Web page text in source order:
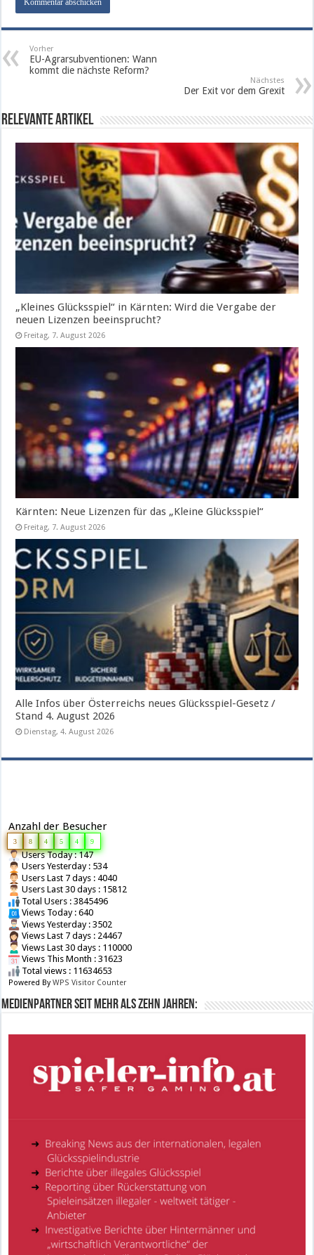
Vorher
EU-Agrarsubventionen: Wann
kommt die nächste Reform?
Nächstes
Der Exit vor dem Grexit
Relevante Artikel
„Kleines Glücksspiel“ in Kärnten: Wird die Vergabe der
neuen Lizenzen beeinsprucht?
Freitag, 7. August 2026
Kärnten: Neue Lizenzen für das „Kleine Glücksspiel“
Freitag, 7. August 2026
Alle Infos über Österreichs neues Glücksspiel-Gesetz /
Stand 4. August 2026
Dienstag, 4. August 2026
Anzahl der Besucher
3 8 4 5 4 9
Users Today : 147
Users Yesterday : 534
Users Last 7 days : 4040
Users Last 30 days : 15812
Total Users : 3845496
Views Today : 640
Views Yesterday : 3502
Views Last 7 days : 24467
Views Last 30 days : 110000
Views This Month : 31623
Total views : 11634653
Powered ByWPS Visitor Counter
Medienpartner seit mehr als zehn Jahren: